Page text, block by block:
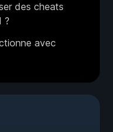
des cheats
?
avec